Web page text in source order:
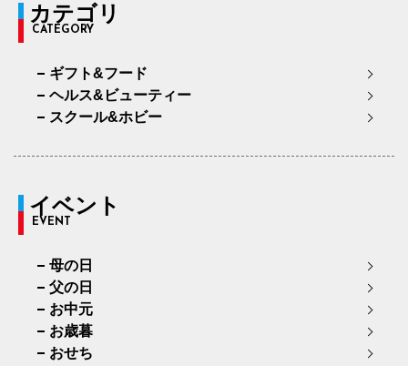
カテゴリ
CATEGORY
ギフト&フード
ヘルス&ビューティー
スクール&ホビー
イベント
EVENT
母の日
父の日
お中元
お歳暮
おせち